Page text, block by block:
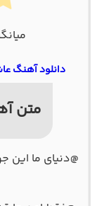
دانلود آهنگ
متن
@دنیای ما این‌